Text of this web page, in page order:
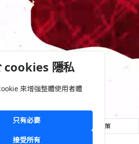
cookies 隱私
來增強整體使用者體
只有必要
接受所有
菁英招募 隱私權政策